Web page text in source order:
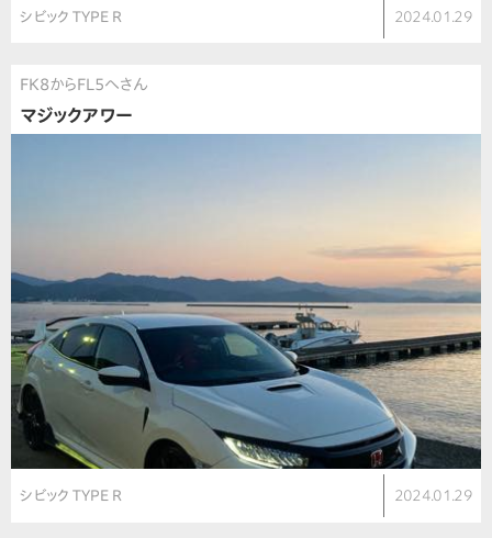
シビック TYPE R 2024.01.29
FK8からFL5へさん
マジックアワー
シビック TYPE R 2024.01.29